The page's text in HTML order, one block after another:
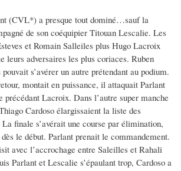
(CVL*) a presque tout dominé…sauf la
de son coéquipier Titouan Lescalie. Les
et Romain Salleiles plus Hugo Lacroix
leurs adversaires les plus coriaces. Ruben
s’avérer un autre prétendant au podium.
montait en puissance, il attaquait Parlant
précédant Lacroix. Dans l’autre super manche
Cardoso élargissaient la liste des
finale s’avérait une course par élimination,
dès le début. Parlant prenait le commandement.
avec l’accrochage entre Saleilles et Rahali
Parlant et Lescalie s’épaulant trop, Cardoso a